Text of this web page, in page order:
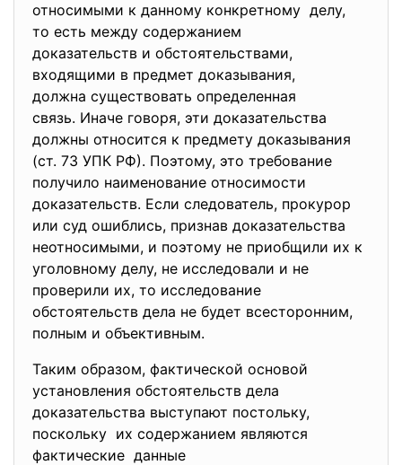
относимыми к данному конкретному делу,
то есть между содержанием
доказательств и обстоятельствами,
входящими в предмет доказывания,
должна существовать определенная
связь. Иначе говоря, эти доказательства
должны относится к предмету доказывания
(ст. 73 УПК РФ). Поэтому, это требование
получило наименование относимости
доказательств. Если следователь, прокурор
или суд ошиблись, признав доказательства
неотносимыми, и поэтому не приобщили их к
уголовному делу, не исследовали и не
проверили их, то исследование
обстоятельств дела не будет всесторонним,
полным и объективным.
Таким образом, фактической основой
установления обстоятельств дела
доказательства выступают постольку,
поскольку их содержанием являются
фактические данные